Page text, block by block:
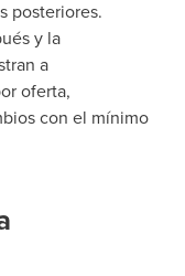
posteriores.
y la
a
oferta,
con el mínimo